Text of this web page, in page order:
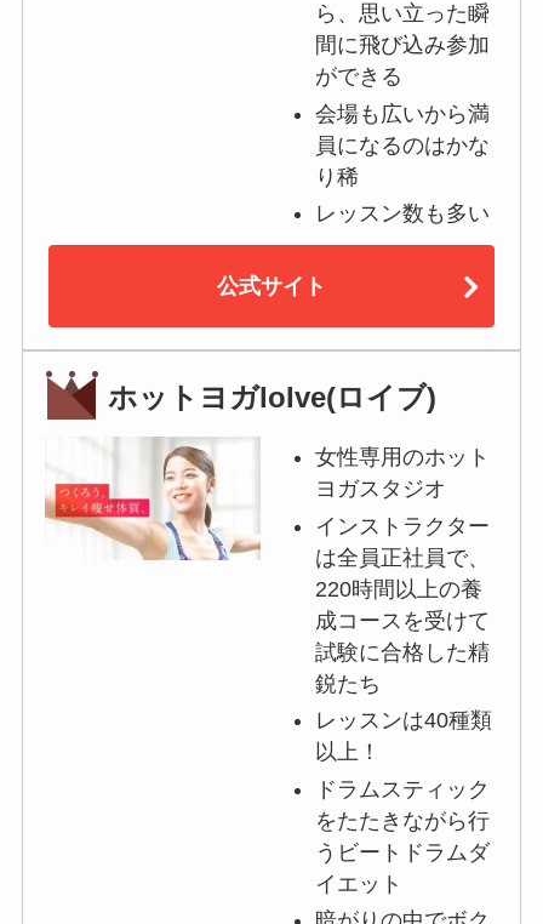
ら、思い立った瞬
間に飛び込み参加
ができる
会場も広いから満
員になるのはかな
り稀
レッスン数も多い
公式サイト
ホットヨガloIve(ロイブ)
女性専用のホット
ヨガスタジオ
インストラクター
は全員正社員で、
220時間以上の養
成コースを受けて
試験に合格した精
鋭たち
レッスンは40種類
以上！
ドラムスティック
をたたきながら行
うビートドラムダ
イエット